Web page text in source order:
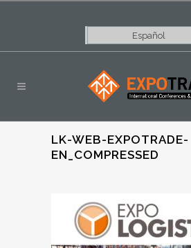
Español
LK-WEB-EXPOTRADE-
EN_COMPRESSED